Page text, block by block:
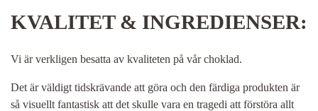
KVALITET & INGREDIENSER:
Vi är verkligen besatta av kvaliteten på vår choklad.
Det är väldigt tidskrävande att göra och den färdiga produkten är
så visuellt fantastisk att det skulle vara en tragedi att förstöra allt